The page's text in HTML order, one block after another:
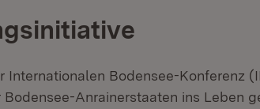
Internationalen Bodensee-Konferenz
Anrainerstaaten ins Leben